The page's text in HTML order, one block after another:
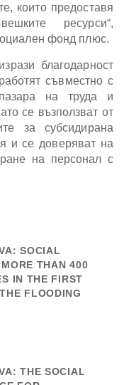
които предоставя
ресурси“,
фонд плюс.
благодарност
съвместно с
на труда и
се възползват от
за субсидирана
и се доверяват на
на персонал с
SOCIAL
THAN 400
IN THE FIRST
FLOODING
THE SOCIAL